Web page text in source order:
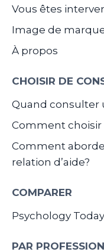
Vous êtes
Image de
À propos
CHOISIR DE
Quand consulter
Comment choisir
Comment
relation d’aide?
COMPARER
Psychology
PAR PROFESSION